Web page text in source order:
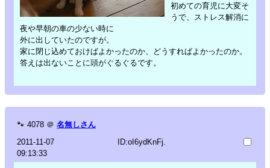
初めての育児に大変そ
うで、ストレス解消に
夜や早朝の車の少ない時に
外に出していたのですが。
家に閉じ込めておけばよかったのか、どうすればよかったのか。
答えは出ないことに頭がぐるぐるです。
🐾 4078 ＠ 名無しさん
2011-11-07
09:13:33
ID:oI6ydKnFj.